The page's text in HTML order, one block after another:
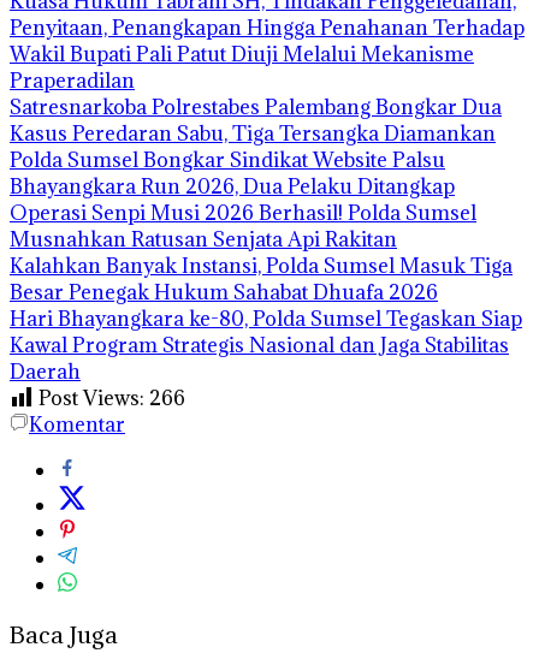
Penyitaan, Penangkapan Hingga Penahanan Terhadap
Wakil Bupati Pali Patut Diuji Melalui Mekanisme
Praperadilan
Satresnarkoba Polrestabes Palembang Bongkar Dua
Kasus Peredaran Sabu, Tiga Tersangka Diamankan
Polda Sumsel Bongkar Sindikat Website Palsu
Bhayangkara Run 2026, Dua Pelaku Ditangkap
Operasi Senpi Musi 2026 Berhasil! Polda Sumsel
Musnahkan Ratusan Senjata Api Rakitan
Kalahkan Banyak Instansi, Polda Sumsel Masuk Tiga
Besar Penegak Hukum Sahabat Dhuafa 2026
Hari Bhayangkara ke-80, Polda Sumsel Tegaskan Siap
Kawal Program Strategis Nasional dan Jaga Stabilitas
Daerah
Post Views: 266
Komentar
Baca Juga